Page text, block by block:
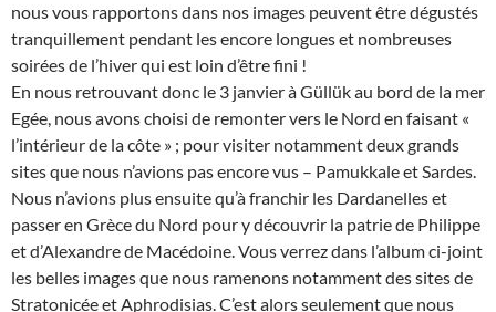
nous vous rapportons dans nos images peuvent être dégustés
tranquillement pendant les encore longues et nombreuses
soirées de l’hiver qui est loin d’être fini !
En nous retrouvant donc le 3 janvier à Güllük au bord de la mer
Egée, nous avons choisi de remonter vers le Nord en faisant «
l’intérieur de la côte » ; pour visiter notamment deux grands
sites que nous n’avions pas encore vus – Pamukkale et Sardes.
Nous n’avions plus ensuite qu’à franchir les Dardanelles et
passer en Grèce du Nord pour y découvrir la patrie de Philippe
et d’Alexandre de Macédoine. Vous verrez dans l’album ci-joint
les belles images que nous ramenons notamment des sites de
Stratonicée et Aphrodisias. C’est alors seulement que nous